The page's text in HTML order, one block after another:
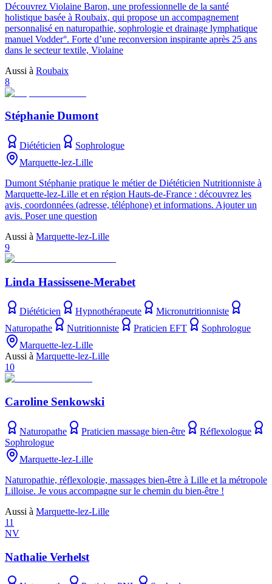
Découvrez Violaine Baron, une professionnelle de la santé
holistique basée à Roubaix, qui propose un accompagnement
personnalisé en naturopathie, sophrologie et drainage lymphatique
manuel Vodder°. Forte d’une reconversion inspirante après 25 ans
dans le secteur textile, Violaine
Aussi à Roubaix
8
Stéphanie Dumont
Diététicien
Sophrologue
Marquette-lez-Lille
Dumont Stéphanie pratique le métier de Diététicien Nutritionniste à
Marquette-lez-Lille et en région Hauts-de-France : découvrez les
avis, coordonnées (adresse, téléphone) et informations. Ajouter un
avis. Poser une question
Aussi à Marquette-lez-Lille
9
Linda Hassissene-Merabet
Diététicien Hypnothérapeute
Micronutritionniste
Naturopathe
Nutritionniste Praticien EFT
Sophrologue
Marquette-lez-Lille
Aussi à Marquette-lez-Lille
10
Caroline Senkowski
Naturopathe Praticien massage bien-être
Réflexologue
Sophrologue
Marquette-lez-Lille
Naturopathie, réflexologie, massages bien-être à Lille et la métropole
Lilloise. Je vous accompagne sur le chemin du bien-être !
Aussi à Marquette-lez-Lille
11
NV
Nathalie Verhelst